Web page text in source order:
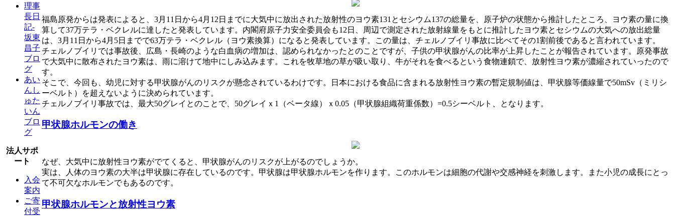
理事
長日
記-
坂東
昌子
ブロ
グ
あい
んし
ゅた
いん
ブロ
グ
法人サポ
ート
入会
案内
ご寄
付受
福島原発からは発表によると、3月11日から4月12日までに大気中に放出された放射性のヨウ素131とセシウム137の総量を、原子炉の状態から推計したところ、ヨウ素の量に換
算して37万テラ・ベクレルに達したと発表しています。内閣府原子力安全委員会も12日、周辺で測定された放射線量をもとに推計したヨウ素とセシウムの大気への放出総量
は、3月11日から4月5日までで63万テラ・ベクレル（ヨウ素換算）になると発表しています。この量は、チェルノブイリ事故に比べてその1割前後であると言われています。
チェルノブイリでは事故後、広島・長崎のような白血病の増加は、認められなかったとのことですが、子供の甲状腺がんの比率が上昇したことが報告されています。原発事故
で大気中に散布されたヨウ素は、雨に溶けて地中にしみ込みます。これを牧草地の草が吸い取り、牛がそれを食べるという食物連鎖で、放射性ヨウ素が濃縮されていったので
す。
そこで、今回も、幼児に対する甲状腺がんのリスクが懸念されているわけです。日本における食品に含まれる放射性ヨウ素の暫定規制値は、甲状腺等価線量で50mSv（ミリシ
ーベルト）を超えないように決められています。
チェルノブイリ事故では、最大50グレイとのことで、50グレイｘ1（ベータ線）ｘ0.05（甲状腺組織荷重係数）=0.5シーベルト、となります。
甲状腺ホルモンの働き
なぜ、大気中に放射性ヨウ素がでてくると、甲状腺がんのリスクが上がるのでしょうか。
実は、人体のヨウ素の大半は甲状腺に存在しているのです。甲状腺は甲状腺ホルモンを作ります。このホルモンは細胞の代謝や交感神経を刺激します。また小児の成長にとっ
て不可欠なホルモンでもあるのです。
甲状腺ホルモンと放射性ヨウ素